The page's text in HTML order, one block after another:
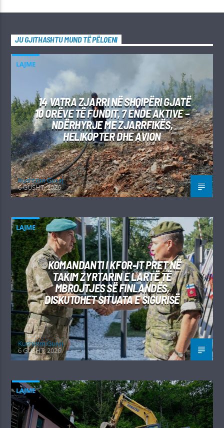
JU GJITHASHTU MUND TË PËLQENI
LAJME
14 VATRA ZJARRI NË SHQIPËRI GJATË
10 ORËVE TË FUNDIT, 7 ENDE AKTIVE –
NDËRHYRJE ME ZJARRFIKËS,
HELIKOPTER DHE AVION
Kushtrim Guraj
6 GUSHT, 2026
LAJME
KOMANDANTI I KFOR-IT PRET NË
TAKIM ZYRTARIN E LARTË TË
MBROJTJES SË FINLANDËS,
DISKUTOHET SITUATA E SIGURISË
Kushtrim Guraj
6 GUSHT, 2026
LAJME